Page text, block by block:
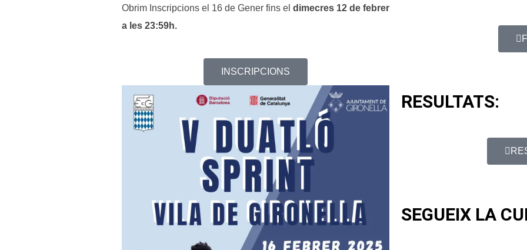
Obrim Inscripcions el 16 de Gener fins el dimecres 12 de febrer
a les 23:59h.
INSCRIPCIONS
RESULTATS:
SEGUEIX LA